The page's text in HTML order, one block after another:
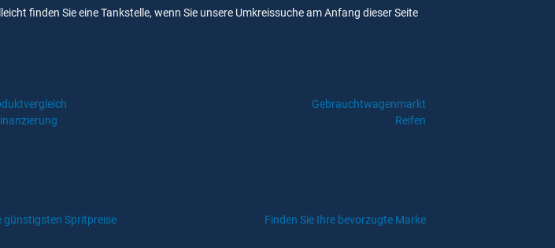
finden Sie eine Tankstelle, wenn Sie unsere Umkreissuche am Anfang dieser Seite
Gebrauchtwagenmarkt
Reifen
günstigsten Spritpreise Finden Sie Ihre bevorzugte Marke